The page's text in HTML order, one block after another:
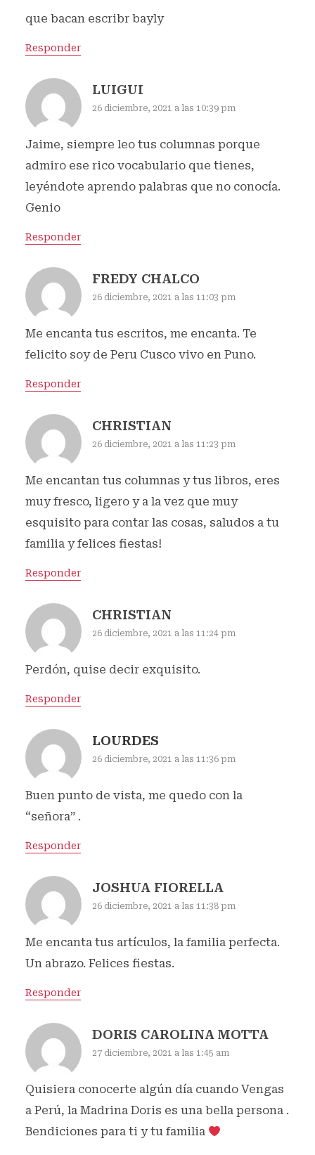
que bacan escribr bayly
Responder
LUIGUI
26 diciembre, 2021 a las 10:39 pm
Jaime, siempre leo tus columnas porque
admiro ese rico vocabulario que tienes,
leyéndote aprendo palabras que no conocía.
Genio
Responder
FREDY CHALCO
26 diciembre, 2021 a las 11:03 pm
Me encanta tus escritos, me encanta. Te
felicito soy de Peru Cusco vivo en Puno.
Responder
CHRISTIAN
26 diciembre, 2021 a las 11:23 pm
Me encantan tus columnas y tus libros, eres
muy fresco, ligero y a la vez que muy
esquisito para contar las cosas, saludos a tu
familia y felices fiestas!
Responder
CHRISTIAN
26 diciembre, 2021 a las 11:24 pm
Perdón, quise decir exquisito.
Responder
LOURDES
26 diciembre, 2021 a las 11:36 pm
Buen punto de vista, me quedo con la
“señora” .
Responder
JOSHUA FIORELLA
26 diciembre, 2021 a las 11:38 pm
Me encanta tus artículos, la familia perfecta.
Un abrazo. Felices fiestas.
Responder
DORIS CAROLINA MOTTA
27 diciembre, 2021 a las 1:45 am
Quisiera conocerte algún día cuando Vengas
a Perú, la Madrina Doris es una bella persona .
Bendiciones para ti y tu familia